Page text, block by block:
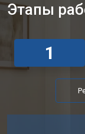
Замена
подсветки
Этапы
1